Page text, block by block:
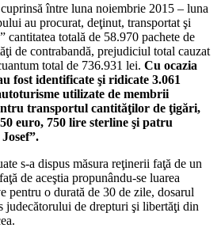
între luna noiembrie 2015 – luna
au procurat, deţinut, transportat şi
cantitatea totală de 58.970 pachete de
de contrabandă, prejudiciul total cauzat
total de 736.931 lei. Cu ocazia
fost identificate şi ridicate 3.061
utilizate de membrii
transportul cantităţilor de ţigări,
euro, 750 lire sterline şi patru
s-a dispus măsura reţinerii faţă de un
de aceştia propunându-se luarea
pentru o durată de 30 de zile, dosarul
judecătorului de drepturi şi libertăţi din